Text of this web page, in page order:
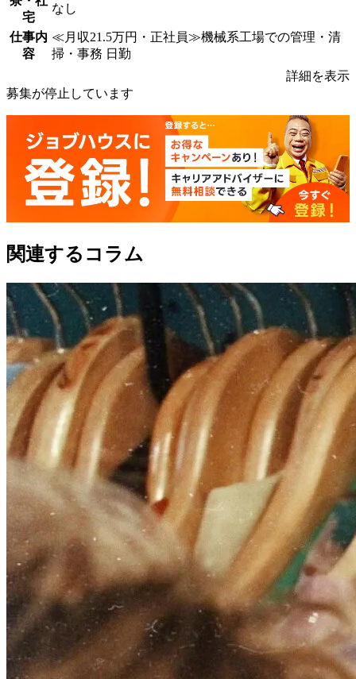
宅
なし
仕事内
容
≪月収21.5万円・正社員≫機械系工場での管理・清
掃・事務 日勤
詳細を表示
募集が停止しています
関連するコラム